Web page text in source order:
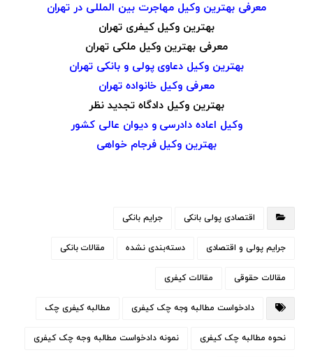
معرفی بهترین وکیل مهاجرت بین المللی در تهران
بهترین وکیل کیفری تهران
معرفی بهترین وکیل ملکی تهران
بهترین وکیل دعاوی پولی و بانکی تهران
معرفی وکیل خانواده تهران
بهترین وکیل دادگاه تجدید نظر
وکیل اعاده دادرسی و دیوان عالی کشور
بهترین وکیل فرجام خواهی
اقتصادی پولی بانکی جرایم بانکی
جرایم پولی و اقتصادی دسته‌بندی نشده مقالات بانکی
مقالات حقوقی مقالات کیفری
دادخواست مطالبه وجه چک کیفری مطالبه کیفری چک
نحوه مطالبه چک کیفری نمونه دادخواست مطالبه وجه چک کیفری